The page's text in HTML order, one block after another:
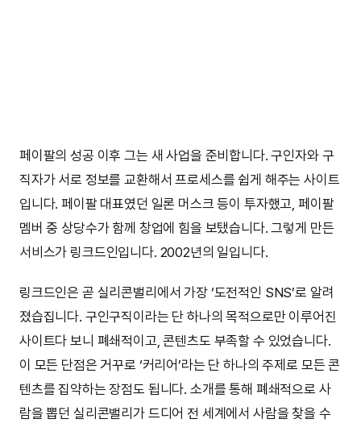
페이팔의 성공 이후 그는 새 사업을 준비합니다. 구인자와 구
직자가 서로 정보를 교환해서 프로세스를 쉽게 해주는 사이트
입니다. 페이팔 대표였던 일론 머스크 등이 투자했고, 페이팔
멤버 중 상당수가 함께 창업에 힘을 보탰습니다. 그렇게 만든
서비스가 링크드인입니다. 2002년의 일입니다.
링크드인은 곧 실리콘밸리에서 가장 ‘도전적인 SNS’로 알려
졌습집니다. 구인구직이라는 단 하나의 목적으로만 이루어진
사이트다 보니 폐쇄적이고, 콘텐츠도 부족할 수 있었습니다.
이 모든 단점은 거꾸로 ‘커리어’라는 단 하나의 주제로 모든 콘
텐츠를 집약하는 장점도 됩니다. 소개를 통해 폐쇄적으로 사
람을 뽑던 실리콘밸리가 드디어 전 세계에서 사람을 찾을 수